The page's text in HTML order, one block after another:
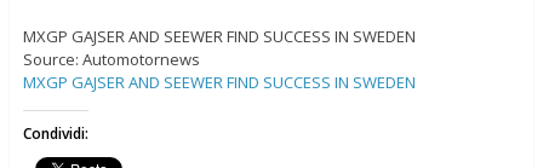
MXGP GAJSER AND SEEWER FIND SUCCESS IN SWEDEN
Source: Automotornews
MXGP GAJSER AND SEEWER FIND SUCCESS IN SWEDEN
Condividi: